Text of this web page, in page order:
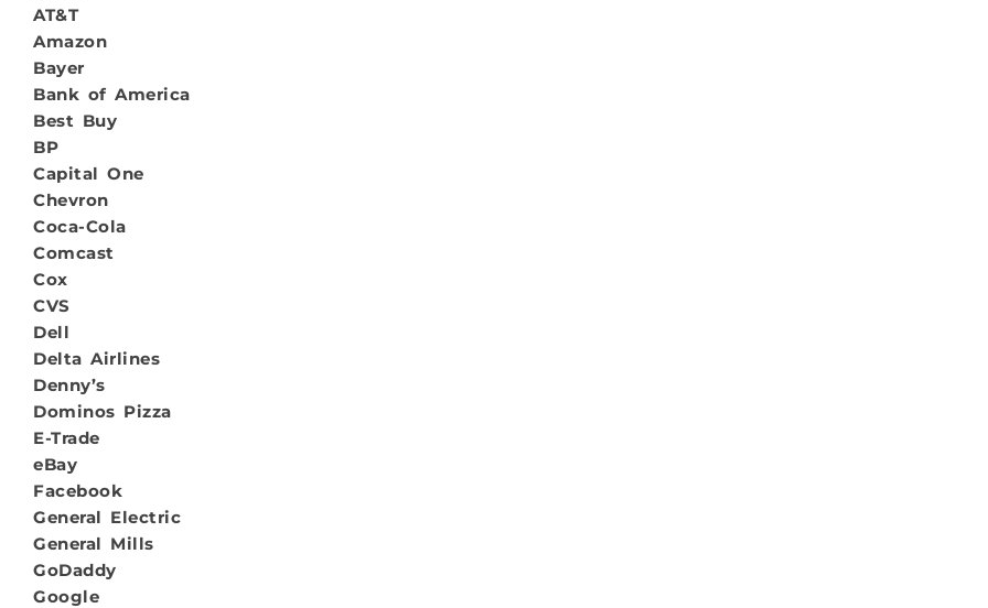
AT&T
Amazon
Bayer
Bank of America
Best Buy
BP
Capital One
Chevron
Coca-Cola
Comcast
Cox
CVS
Dell
Delta Airlines
Denny’s
Dominos Pizza
E-Trade
eBay
Facebook
General Electric
General Mills
GoDaddy
Google